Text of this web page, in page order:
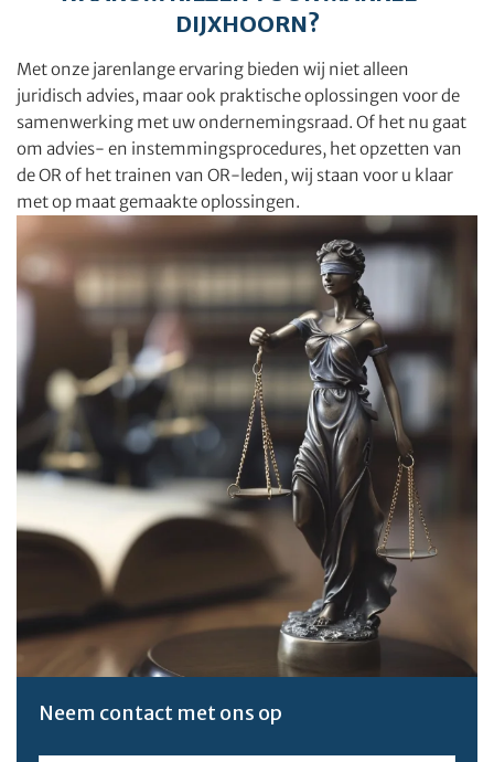
DIJXHOORN?
Met onze jarenlange ervaring bieden wij niet alleen
juridisch advies, maar ook praktische oplossingen voor de
samenwerking met uw ondernemingsraad. Of het nu gaat
om advies- en instemmingsprocedures, het opzetten van
de OR of het trainen van OR-leden, wij staan voor u klaar
met op maat gemaakte oplossingen.
Neem contact met ons op